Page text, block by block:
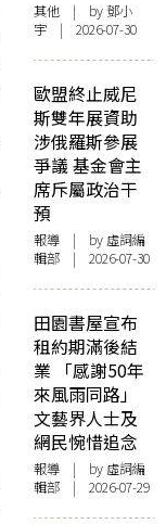
其他 | by 鄧小
宇 | 2026-07-30
歐盟終止威尼
斯雙年展資助
涉俄羅斯參展
爭議 基金會主
席斥屬政治干
預
報導 | by 虛詞編
輯部 | 2026-07-30
田園書屋宣布
租約期滿後結
業 「感謝50年
來風雨同路」
文藝界人士及
網民惋惜追念
報導 | by 虛詞編
輯部 | 2026-07-29